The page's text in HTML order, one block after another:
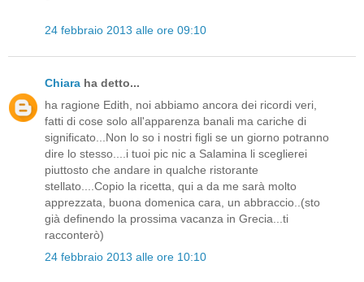
24 febbraio 2013 alle ore 09:10
Chiara ha detto...
ha ragione Edith, noi abbiamo ancora dei ricordi veri,
fatti di cose solo all'apparenza banali ma cariche di
significato...Non lo so i nostri figli se un giorno potranno
dire lo stesso....i tuoi pic nic a Salamina li sceglierei
piuttosto che andare in qualche ristorante
stellato....Copio la ricetta, qui a da me sarà molto
apprezzata, buona domenica cara, un abbraccio..(sto
già definendo la prossima vacanza in Grecia...ti
racconterò)
24 febbraio 2013 alle ore 10:10